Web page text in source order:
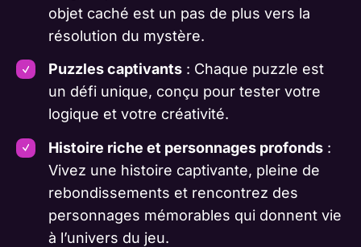
objet caché est un pas de plus vers la
résolution du mystère.
Puzzles captivants: Chaque puzzle est
un défi unique, conçu pour tester votre
logique et votre créativité.
Histoire riche et personnages profonds:
Vivez une histoire captivante, pleine de
rebondissements et rencontrez des
personnages mémorables qui donnent vie
à l’univers du jeu.